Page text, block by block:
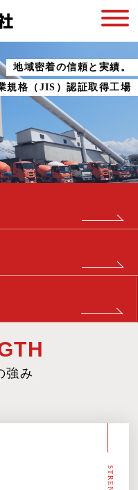
地域密着の信頼と実績。
規格（JIS）認証取得工場
強み